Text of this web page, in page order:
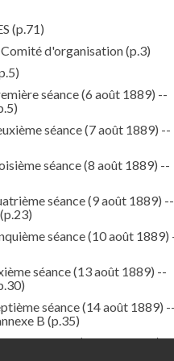
(p.71)
d'organisation(p.3)
séance (6 août 1889) --
séance (7 août 1889) --
séance (8 août 1889) --
séance (9 août 1889) --
(p.23)
séance (10 août 1889)
séance (13 août 1889) --
séance (14 août 1889)
B (p.35)
séance (16 août 1889) --